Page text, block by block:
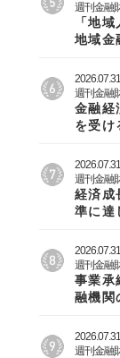
週刊金融
「地
地域金
週刊金融
金融経
を受け
週刊金融
経済成
準に達
週刊金融
事業承
融機関
週刊金融